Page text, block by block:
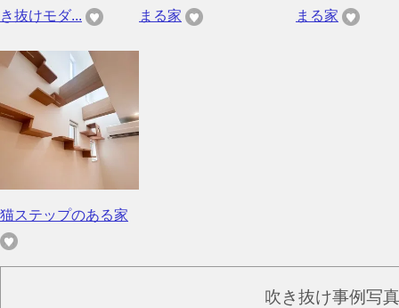
き抜けモダ...
まる家
まる家
猫ステップのある家
吹き抜け事例写